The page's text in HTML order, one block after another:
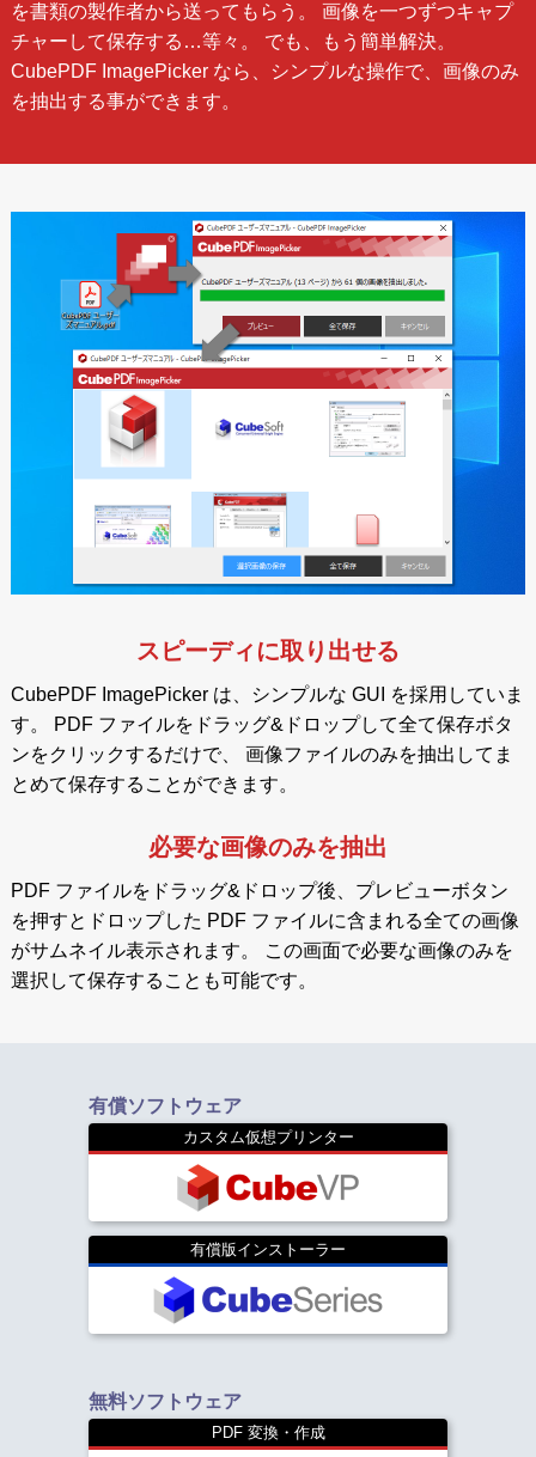
を書類の製作者から送ってもらう。 画像を一つずつキャプ
チャーして保存する…等々。 でも、もう簡単解決。
CubePDF ImagePicker なら、シンプルな操作で、画像のみ
を抽出する事ができます。
スピーディに取り出せる
CubePDF ImagePicker は、シンプルな GUI を採用していま
す。 PDF ファイルをドラッグ&ドロップして全て保存ボタ
ンをクリックするだけで、 画像ファイルのみを抽出してま
とめて保存することができます。
必要な画像のみを抽出
PDF ファイルをドラッグ&ドロップ後、プレビューボタン
を押すとドロップした PDF ファイルに含まれる全ての画像
がサムネイル表示されます。 この画面で必要な画像のみを
選択して保存することも可能です。
有償ソフトウェア
カスタム仮想プリンター
有償版インストーラー
無料ソフトウェア
PDF 変換・作成